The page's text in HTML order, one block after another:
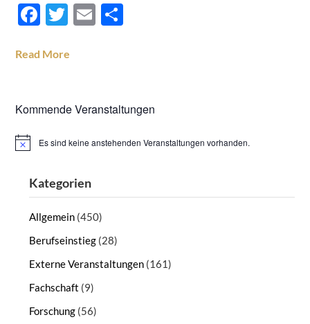
Facebook
Twitter
Email
Read More
Kommende Veranstaltungen
HinweisEs sind keine anstehenden Veranstaltungen vorhanden.
Kategorien
Allgemein (450)
Berufseinstieg (28)
Externe Veranstaltungen (161)
Fachschaft (9)
Forschung (56)